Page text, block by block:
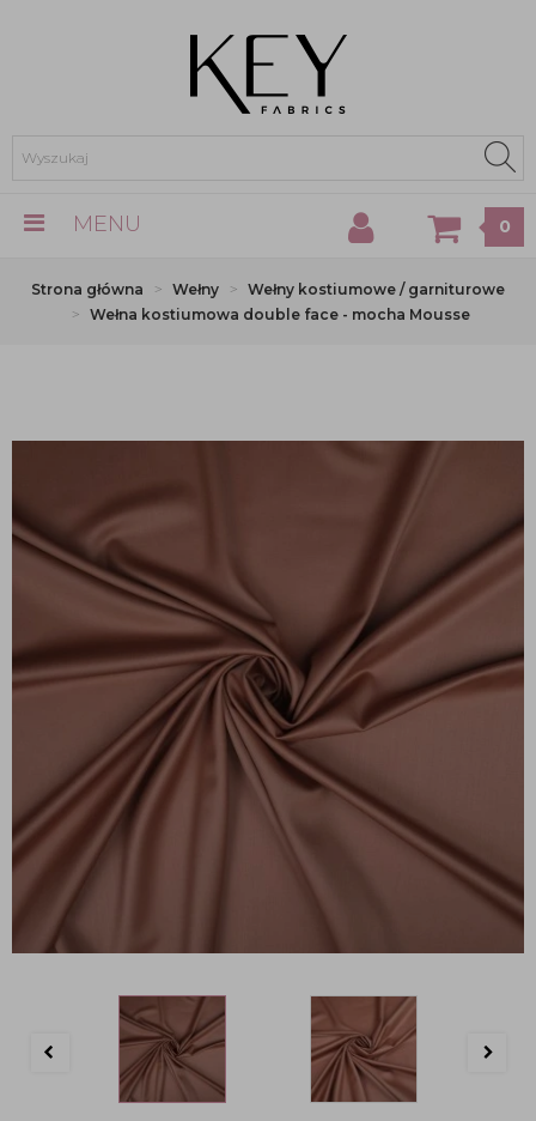
MENU 0
Strona główna Wełny
Wełny kostiumowe / garniturowe
Wełna kostiumowa double face - mocha Mousse